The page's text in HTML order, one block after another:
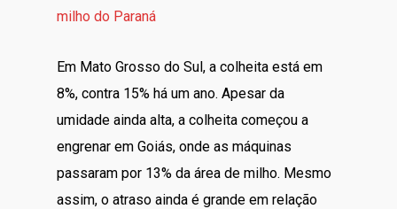
milho do Paraná
Em Mato Grosso do Sul, a colheita está em
8%, contra 15% há um ano. Apesar da
umidade ainda alta, a colheita começou a
engrenar em Goiás, onde as máquinas
passaram por 13% da área de milho. Mesmo
assim, o atraso ainda é grande em relação